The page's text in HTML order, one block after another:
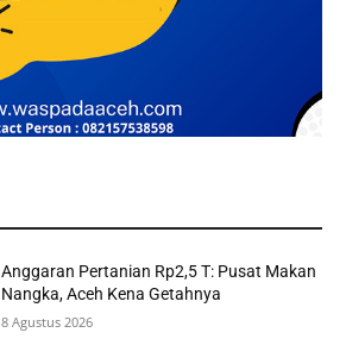
Anggaran Pertanian Rp2,5 T: Pusat Makan
Nangka, Aceh Kena Getahnya
8 Agustus 2026